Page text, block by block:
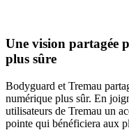
Une vision partagée
plus sûre
Bodyguard et Tremau
numérique plus sûr. En
utilisateurs de Tremau un
pointe qui bénéficiera aux